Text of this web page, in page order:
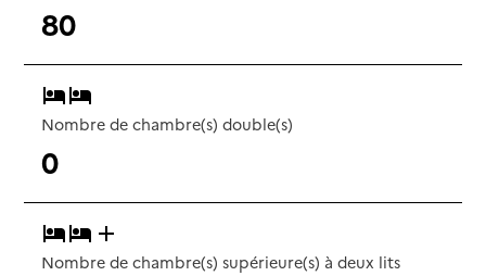
80
Nombre de chambre(s) double(s)
0
Nombre de chambre(s) supérieure(s) à deux lits